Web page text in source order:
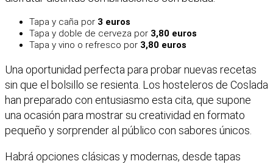
Tapa y caña por 3 euros
Tapa y doble de cerveza por 3,80 euros
Tapa y vino o refresco por 3,80 euros
Una oportunidad perfecta para probar nuevas recetas
sin que el bolsillo se resienta. Los hosteleros de Coslada
han preparado con entusiasmo esta cita, que supone
una ocasión para mostrar su creatividad en formato
pequeño y sorprender al público con sabores únicos.
Habrá opciones clásicas y modernas, desde tapas